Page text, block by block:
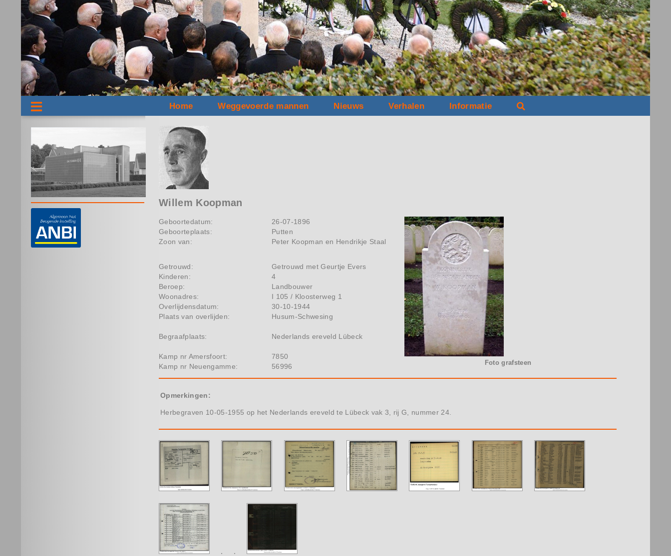
Home Weggevoerde mannen Nieuws Verhalen Informatie
Willem Koopman
Geboortedatum:
26-07-1896
Geboorteplaats:
Putten
Zoon van:
Peter Koopman en Hendrikje Staal
Getrouwd:
Getrouwd met Geurtje Evers
Kinderen:
4
Beroep:
Landbouwer
Woonadres:
I 105 / Kloosterweg 1
Overlijdensdatum:
30-10-1944
Plaats van overlijden:
Husum-Schwesing
Begraafplaats: Nederlands ereveld Lübeck
Kamp nr Amersfoort:
7850
Kamp nr Neuengamme:
56996 Foto grafsteen
Opmerkingen:
Herbegraven 10-05-1955 op het Nederlands ereveld te Lübeck vak 3, rij G, nummer 24.